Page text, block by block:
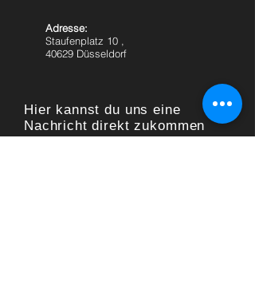
Adresse:
Staufenplatz 10 ,
40629 Düsseldorf
Hier kannst du uns eine
Nachricht direkt zukommen